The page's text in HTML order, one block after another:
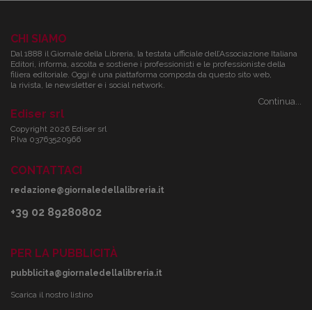
CHI SIAMO
Dal 1888 il Giornale della Libreria, la testata ufficiale dell’Associazione Italiana
Editori, informa, ascolta e sostiene i professionisti e le professioniste della
filiera editoriale. Oggi è una piattaforma composta da questo sito web,
la rivista, le newsletter e i social network.
Continua...
Ediser srl
Copyright 2026 Ediser srl
P.Iva 03763520966
CONTATTACI
redazione@giornaledellalibreria.it
+39 02 89280802
PER LA PUBBLICITÀ
pubblicita@giornaledellalibreria.it
Scarica il nostro listino